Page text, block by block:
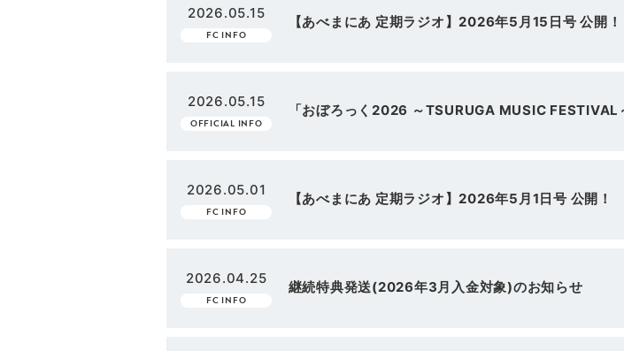
2026.05.15
FC INFO
【あべまにあ 定期ラジオ】2026年5月15日号 公開！
2026.05.15
OFFICIAL INFO
「おぼろっく2026 ～TSURUGA MUSIC FESTIVAL
2026.05.01
FC INFO
【あべまにあ 定期ラジオ】2026年5月1日号 公開！
2026.04.25
FC INFO
継続特典発送(2026年3月入金対象)のお知らせ